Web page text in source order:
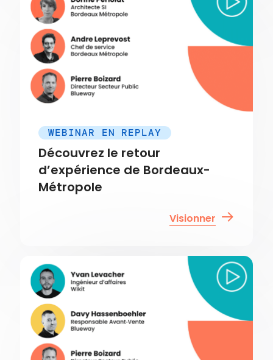
WEBINAR EN REPLAY
Découvrez le retour
d’expérience de Bordeaux-
Métropole
Visionner